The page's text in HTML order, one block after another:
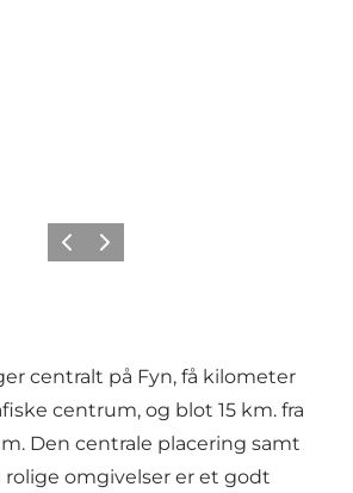
ForrigeNæste
centralt på Fyn, få kilometer
centrum, og blot 15 km. fra
Den centrale placering samt
omgivelser er et godt